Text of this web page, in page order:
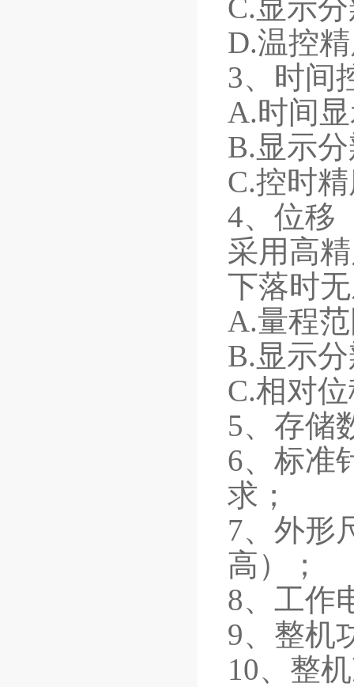
C.显示
D.温控
3、时间
A.时间
B.显示
C.控时
4、位移
采用高
下落时
A.量程
B.显示
C.相对
5、存储
6、标准
求；
7、外形
高）；
8、工作
9、整机
10、整